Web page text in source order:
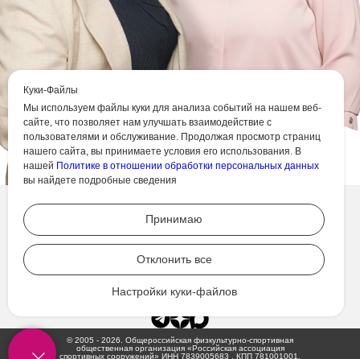
ОБЩЕРОССИЙСКАЯ ФИЗКУЛЬТУРНО-СПОРТИВНАЯ ОБЩЕСТВЕННАЯ ОРГАНИЗАЦИЯ
ТЕЛЕФОН: +7 (911) 247-44-40
ТЕЛ./ФАКС: +7 (812) 644-71-44
Режим работы: пн-пт с 09:00 до 18:00, сб-вс
© 2005 - 2026. Общероссийская физкультурно-спортивная
общественная организация «Российская ассоциация
спортивных сооружений» ИНН 7839005683 , КПП 781001001,
Куки-Файлы
Мы используем файлы куки для анализа событий на нашем веб-
сайте, что позволяет нам улучшать взаимодействие с
пользователями и обслуживание. Продолжая просмотр страниц
нашего сайта, вы принимаете условия его использования. В
нашей Политике в отношении обработки персональных данных
вы найдете подробные сведения
Принимаю
Отклонить все
Настройки куки-файлов